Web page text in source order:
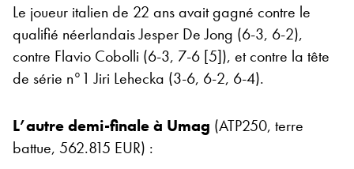
Le joueur italien de 22 ans avait gagné contre le
qualifié néerlandais Jesper De Jong (6-3, 6-2),
contre Flavio Cobolli (6-3, 7-6 [5]), et contre la tête
de série n°1 Jiri Lehecka (3-6, 6-2, 6-4).
L’autre demi-finale à Umag (ATP250, terre
battue, 562.815 EUR) :